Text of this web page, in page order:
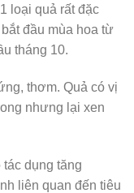
loại quả rất đặc
đầu mùa hoa từ
tháng 10.
thơm. Quả có vị
nhưng lại xen
dụng tăng
liên quan đến tiêu